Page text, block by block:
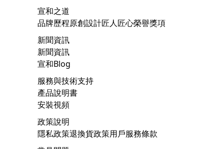
宣和之道
品牌歷程原創設計匠人匠心榮譽獎項
新聞資訊
新聞資訊
宣和Blog
服務與技術支持
產品說明書
安裝視頻
政策說明
隱私政策退換貨政策用戶服務條款